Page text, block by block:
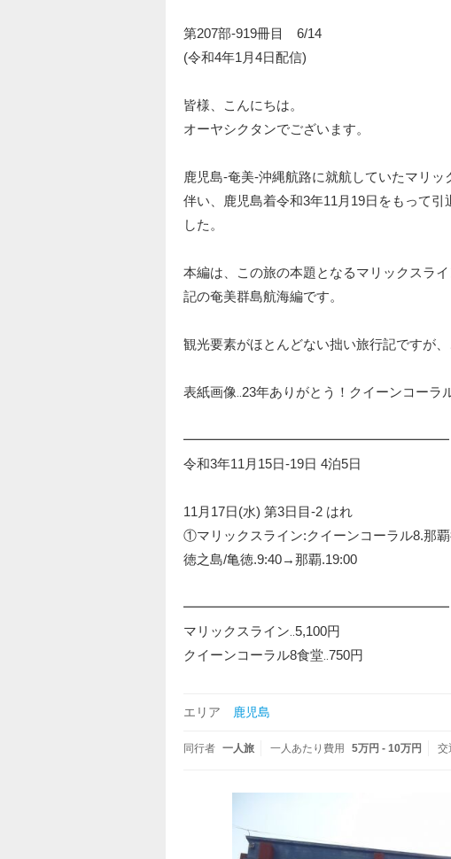
第207部-919冊目 6/14
(令和4年1月4日配信)
皆様、こんにちは。
オーヤシクタンでございます。
鹿児島-奄美-沖縄航路に就航していたマリ
伴い、鹿児島着令和3年11月19日をもって
した。
本編は、この旅の本題となるマリックスラ
記の奄美群島航海編です。
観光要素がほとんどない拙い旅行記ですが
表紙画像‥23年ありがとう！クイーンコーラル
━━━━━━━━━━━━━━━━━━━━
令和3年11月15日-19日 4泊5日
11月17日(水) 第3日目-2 はれ
①マリックスライン:クイーンコーラル8.那
徳之島/亀徳.9:40→那覇.19:00
━━━━━━━━━━━━━━━━━━━━
マリックスライン‥5,100円
クイーンコーラル8食堂‥750円
エリア 鹿児島
同行者 一人旅 一人あたり費用 5万円 - 10万円 交